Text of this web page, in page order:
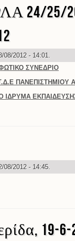
24/25/
08/2012 - 14:01.
ΣΥΝΕΔΡΙΟ
ΠΑΝΕΠΙΣΤΗΜΙΟΥ
ΙΔΡΥΜΑ
08/2012 - 14:45.
19-6-